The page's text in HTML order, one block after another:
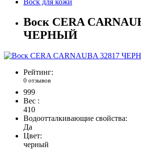
Воск CERA
ЧЕРНЫЙ
Рейтинг:
0 отзывов
999
Вес :
410
Водоотталкивающие свойства:
Да
Цвет:
черный